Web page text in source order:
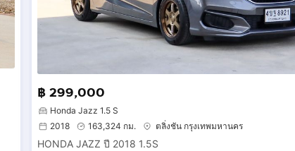
฿ 299,000
Honda Jazz 1.5 S
2018
163,324 กม. ตลิ่งชัน กรุงเทพมหานคร
HONDA JAZZ ปี 2018 1.5S